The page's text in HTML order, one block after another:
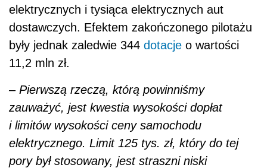
elektrycznych i tysiąca elektrycznych aut
dostawczych. Efektem zakończonego pilotażu
były jednak zaledwie 344 dotacje o wartości
11,2 mln zł.
– Pierwszą rzeczą, którą powinniśmy
zauważyć, jest kwestia wysokości dopłat
i limitów wysokości ceny samochodu
elektrycznego. Limit 125 tys. zł, który do tej
pory był stosowany, jest straszni niski